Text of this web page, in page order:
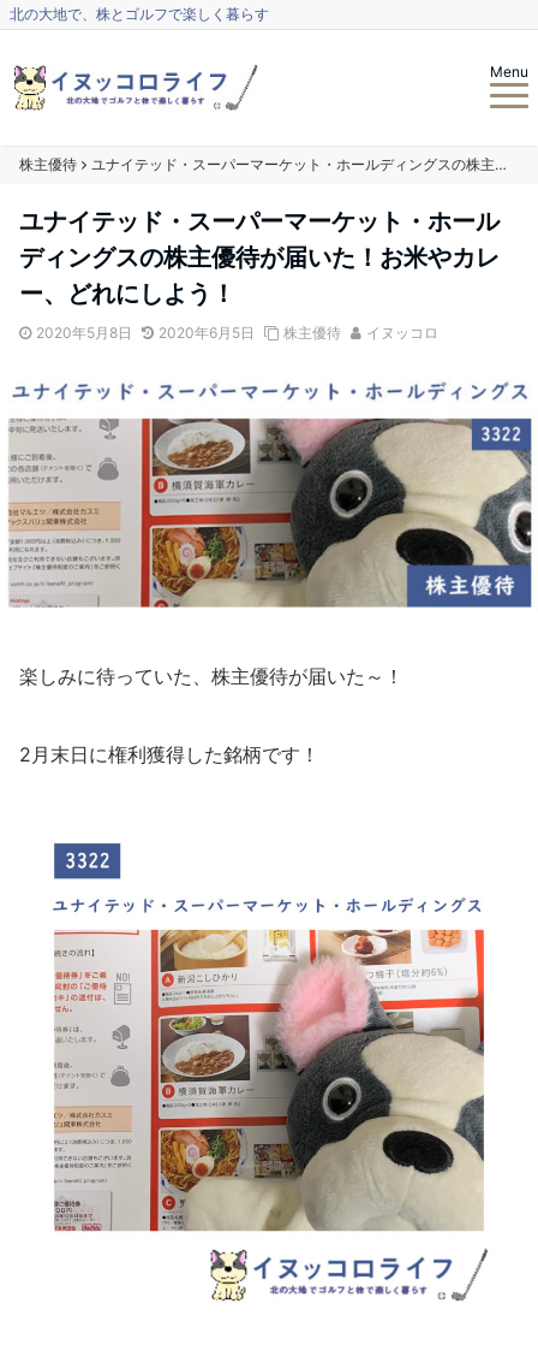
北の大地で、株とゴルフで楽しく暮らす
Menu
株主優待 ユナイテッド・スーパーマーケット・ホールディングスの株主優待が届いた！お米やカレー、どれにしよう！
ユナイテッド・スーパーマーケット・ホール
ディングスの株主優待が届いた！お米やカレ
ー、どれにしよう！
2020年5月8日 2020年6月5日 株主優待 イヌッコロ
楽しみに待っていた、株主優待が届いた～！
2月末日に権利獲得した銘柄です！